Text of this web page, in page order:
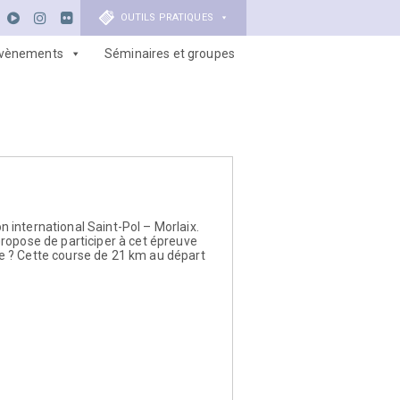
OUTILS PRATIQUES
Séminaires et groupes
international Saint-Pol – Morlaix.
de participer à cet épreuve
? Cette course de 21 km au départ